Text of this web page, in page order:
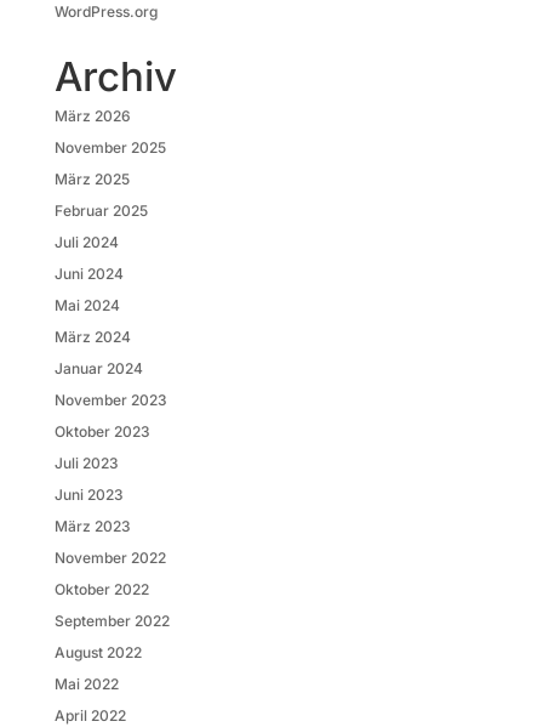
WordPress.org
Archiv
März 2026
November 2025
März 2025
Februar 2025
Juli 2024
Juni 2024
Mai 2024
März 2024
Januar 2024
November 2023
Oktober 2023
Juli 2023
Juni 2023
März 2023
November 2022
Oktober 2022
September 2022
August 2022
Mai 2022
April 2022